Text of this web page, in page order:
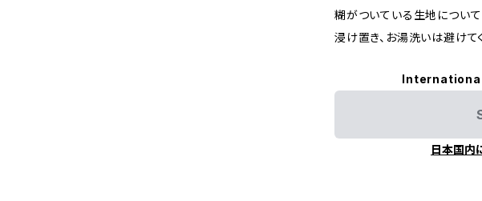
糊がついている生地につい
浸け置き、お湯洗いは避けて
日本国内